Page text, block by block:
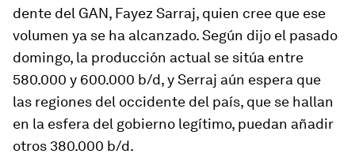
dente del GAN, Fayez Sarraj, quien cree que ese
vo­lumen ya se ha al­can­zado. Según dijo el pa­sado
do­mingo, la pro­duc­ción ac­tual se sitúa entre
580.000 y 600.000 b/d, y Serraj aún es­pera que
las re­giones del oc­ci­dente del país, que se ha­llan
en la es­fera del go­bierno le­gí­timo, puedan añadir
otros 380.000 b/d.